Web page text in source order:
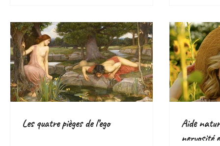
Les quatre pièges de l’ego
Aide
nervosité